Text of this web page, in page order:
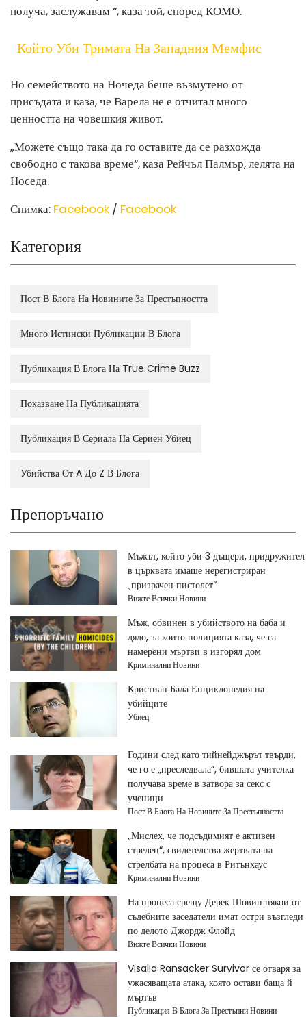
получа, заслужавам “, каза той, според КОМО.
Който Уби Тримата На Западния Мемфис
Но семейството на Ночеда беше възмутено от
присъдата и каза, че Варела не е отчитал много
ценността на човешкия живот.
„Можете също така да го оставите да се разхожда
свободно с такова време“, каза Рейчъл Палмър, лелята на
Носеда.
Снимка: Facebook / Facebook
Категория
Пост В Блога На Новините За Престъпността
Много Истински Публикации В Блога
Публикация В Блога На True Crime Buzz
Показване На Публикацията
Публикация В Сериала На Сериен Убиец
Убийства От A До Z В Блога
Препоръчано
Мъжът, който уби 3 дъщери, придружител
в църквата имаше нерегистриран
„призрачен пистолет“
Вижте Всички Новини
Мъж, обвинен в убийството на баба и
дядо, за които полицията каза, че са
намерени мъртви в изгорял дом
Криминални Новини
Кристиан Бала Енциклопедия на
убийците
Убиец
Години след като тийнейджърът твърди,
че го е „преследвала“, бившата учителка
получава време в затвора за секс с
ученици
Пост В Блога На Новините За Престъпността
„Мислех, че подсъдимият е активен
стрелец“, свидетелства жертвата на
стрелбата на процеса в Ритънхаус
Криминални Новини
На процеса срещу Дерек Шовин някои от
съдебните заседатели имат остри възгледи
по делото Джордж Флойд
Вижте Всички Новини
Visalia Ransacker Survivor се отваря за
ужасяващата атака, която остави баща й
мъртъв
Публикация В Блога За Престъпни Новини